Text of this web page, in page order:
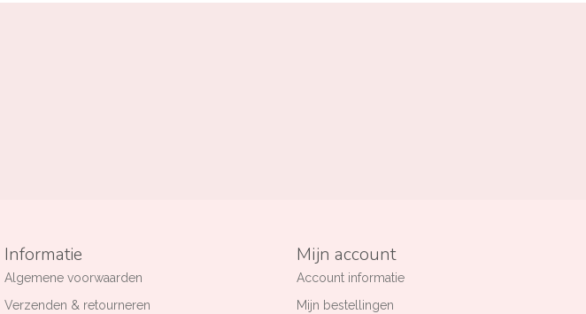
Informatie
Algemene voorwaarden
Verzenden & retourneren
Mijn account
Account informatie
Mijn bestellingen